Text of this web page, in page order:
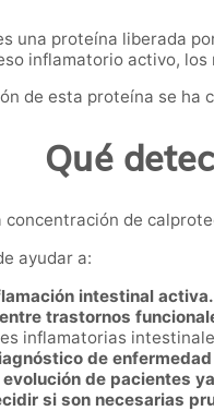
una proteína liberada
inflamatorio activo,
de esta proteína se
Qué
concentración de
ayudar a:
intestinal activa.
trastornos
inflamatorias
de
de pacientes
si son necesarias